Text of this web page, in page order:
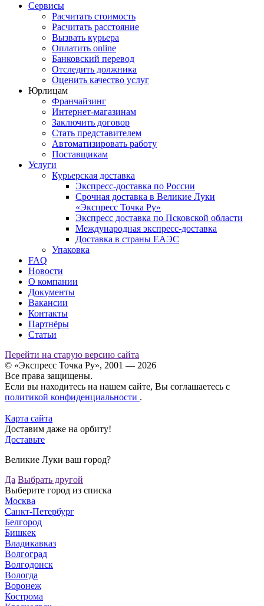
Сервисы
Расчитать стоимость
Расчитать расстояние
Вызвать курьера
Оплатить online
Банковский перевод
Отследить должника
Оценить качество услуг
Юрлицам
Франчайзинг
Интернет-магазинам
Заключить договор
Стать представителем
Автоматизировать работу
Поставщикам
Услуги
Курьерская доставка
Экспресс-доставка по России
Срочная доставка в Великие Луки
«Экспресс Точка Ру»
Экспресс доставка по Псковской области
Международная экспресс-доставка
Доставка в страны ЕАЭС
Упаковка
FAQ
Новости
О компании
Документы
Вакансии
Контакты
Партнёры
Статьи
Перейти на старую версию сайта
© «Экспресс Точка Ру», 2001 — 2026
Все права защищены.
Если вы находитесь на нашем сайте, Вы соглашаетесь с
политикой конфиденциальности .
Карта сайта
Доставим даже на орбиту!
Доставьте
Великие Луки ваш город?
Да Выбрать другой
Выберите город из списка
Москва
Санкт-Петербург
Белгород
Бишкек
Владикавказ
Волгоград
Волгодонск
Вологда
Воронеж
Кострома